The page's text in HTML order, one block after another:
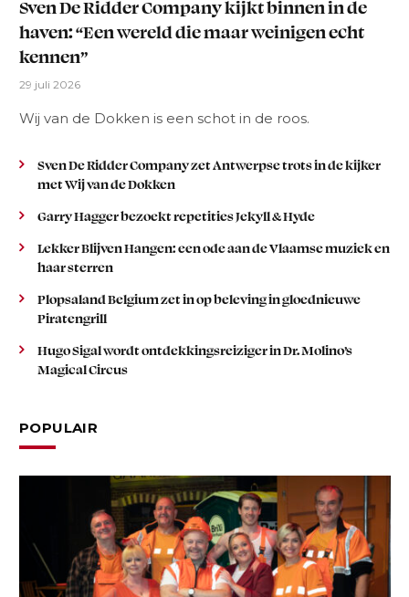
Sven De Ridder Company kijkt binnen in de
haven: “Een wereld die maar weinigen echt
kennen”
29 juli 2026
Wij van de Dokken is een schot in de roos.
Sven De Ridder Company zet Antwerpse trots in de kijker
met Wij van de Dokken
Garry Hagger bezoekt repetities Jekyll & Hyde
Lekker Blijven Hangen: een ode aan de Vlaamse muziek en
haar sterren
Plopsaland Belgium zet in op beleving in gloednieuwe
Piratengrill
Hugo Sigal wordt ontdekkingsreiziger in Dr. Molino’s
Magical Circus
POPULAIR